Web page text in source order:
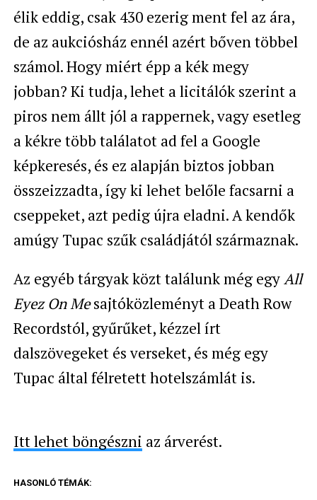
élik eddig, csak 430 ezerig ment fel az ára,
de az aukciósház ennél azért bőven többel
számol. Hogy miért épp a kék megy
jobban? Ki tudja, lehet a licitálók szerint a
piros nem állt jól a rappernek, vagy esetleg
a kékre több találatot ad fel a Google
képkeresés, és ez alapján biztos jobban
összeizzadta, így ki lehet belőle facsarni a
cseppeket, azt pedig újra eladni. A kendők
amúgy Tupac szűk családjától származnak.
Az egyéb tárgyak közt találunk még egyAll
Eyez On Mesajtóközleményt a Death Row
Recordstól, gyűrűket, kézzel írt
dalszövegeket és verseket, és még egy
Tupac által félretett hotelszámlát is.
Itt lehet böngészni az árverést.
HASONLÓ TÉMÁK: